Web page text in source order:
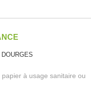
à usage sanitaire ou